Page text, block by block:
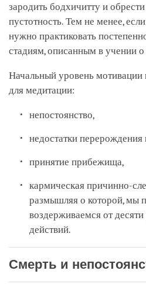
зародить бодхичитту и
пустотность. Тем не менее,
нужно практиковать
стадиям, описанным в учении
Начальный уровень мотивации
для медитации:
непостоянство,
недостатки
принятие прибежища,
кармическая причинно-
размышляя о которой, мы
воздерживаемся от
действий.
Смерть и